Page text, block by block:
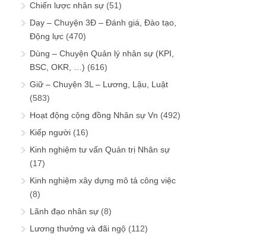
Chiến lược nhân sự (51)
Dạy – Chuyện 3Đ – Đánh giá, Đào tạo,
Động lực (470)
Dùng – Chuyện Quản lý nhân sự (KPI,
BSC, OKR, …) (616)
Giữ – Chuyện 3L – Lương, Lậu, Luật
(583)
Hoạt động cộng đồng Nhân sự Vn (492)
Kiếp người (16)
Kinh nghiệm tư vấn Quản trị Nhân sự
(17)
Kinh nghiệm xây dựng mô tả công việc
(8)
Lãnh đạo nhân sự (8)
Lương thưởng và đãi ngộ (112)